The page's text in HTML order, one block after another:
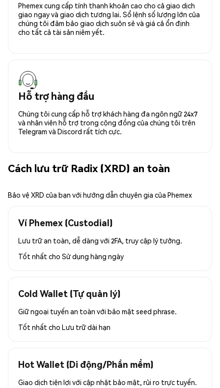
Phemex cung cấp tính thanh khoản cao cho cả giao dịch
giao ngay và giao dịch tương lai. Sổ lệnh số lượng lớn của
chúng tôi đảm bảo giao dịch suôn sẻ và giá cả ổn định
cho tất cả tài sản niêm yết.
Hỗ trợ hàng đầu
Chúng tôi cung cấp hỗ trợ khách hàng đa ngôn ngữ 24x7
và nhân viên hỗ trợ trong cộng đồng của chúng tôi trên
Telegram và Discord rất tích cực.
Cách lưu trữ Radix (XRD) an toàn
Bảo vệ XRD của bạn với hướng dẫn chuyên gia của Phemex
Ví Phemex (Custodial)
Lưu trữ an toàn, dễ dàng với 2FA, truy cập lý tưởng.
Tốt nhất cho Sử dụng hàng ngày
Cold Wallet (Tự quản lý)
Giữ ngoại tuyến an toàn với bảo mật seed phrase.
Tốt nhất cho Lưu trữ dài hạn
Hot Wallet (Di động/Phần mềm)
Giao dịch tiện lợi với cập nhật bảo mật, rủi ro trực tuyến.